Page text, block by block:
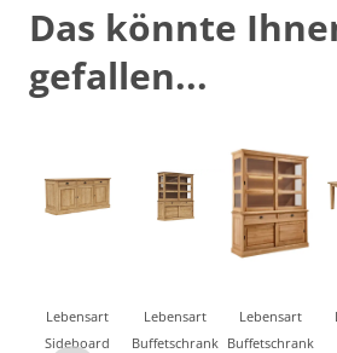
Das könnte
gefallen...
Lebensart
Sideboard
Lebensart
Buffetschrank
Lebensart
Buffetschrank